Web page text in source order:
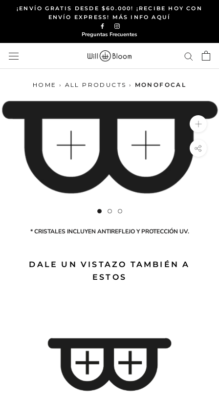
Saltar¡ENVÍO GRATIS DESDE $60.000! ¡RECIBE HOY CON
ENVÍO EXPRESS! MÁS INFO AQUÍ
Preguntas Frecuentes
HOME › ALL PRODUCTS › MONOFOCAL
* CRISTALES INCLUYEN ANTIREFLEJO Y PROTECCIÓN UV.
DALE UN VISTAZO TAMBIÉN A
ESTOS